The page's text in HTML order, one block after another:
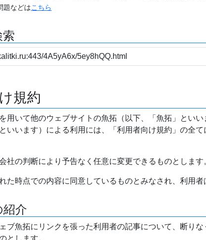
題などはこちら
索
規約
用いて他のウェブサイトの魚拓（以下、「魚拓」とい
いいます）による利用には、「利用者向け規約」の全
社の判断により予告なく任意に変更できるものとします
た時点での内容に同意しているものとみなされ、利用者
紹介
ブ魚拓にリンクを張った利用者の記事について、断り
とします。